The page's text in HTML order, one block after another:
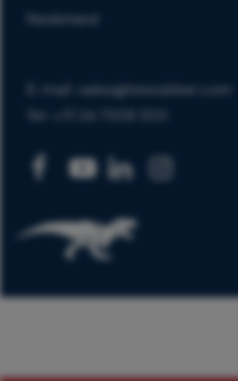
Nederland
E-mail: sales@trexrubber.com